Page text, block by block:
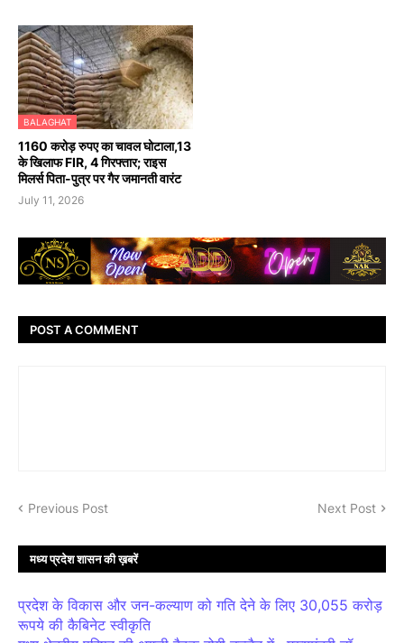
BALAGHAT
1160 करोड़ रुपए का चावल घोटाला,13
के खिलाफ FIR, 4 गिरफ्तार; राइस
मिलर्स पिता-पुत्र पर गैर जमानती वारंट
July 11, 2026
POST A COMMENT
Previous Post Next Post
मध्य प्रदेश शासन की ख़बरें
प्रदेश के विकास और जन-कल्याण को गति देने के लिए 30,055 करोड़
रूपये की कैबिनेट स्वीकृति